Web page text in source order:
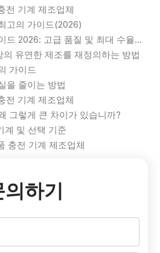
전 기계 제조업체
고의 가이드(2026)
향수 충전 기계 선택 가이드 2026: 고급 품질 및 최대 수율 달성
유연한 제조를 재정의하는 방법
가이드
을 줄이는 방법
전 기계 제조업체
그렇게 큰 차이가 있습니까?
계 및 선택 기준
충전 기계 제조업체
의하기